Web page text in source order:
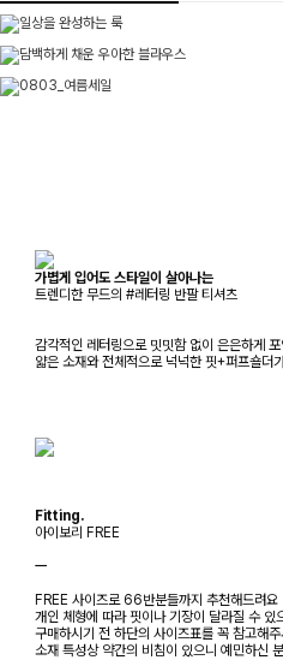
가볍게 입어도 스타일이 살아나는
트렌디한 무드의 #레터링 반팔 티셔츠
감각적인 레터링으로 밋밋함 없이 은은하게 포
얇은 소재와 전체적으로 넉넉한 핏+퍼프숄더
Fitting.
아이보리 FREE
ㅡ
FREE 사이즈로 66반분들까지 추천해드려요
개인 체형에 따라 핏이나 기장이 달라질 수 있
구매하시기 전 하단의 사이즈표를 꼭 참고해
소재 특성상 약간의 비침이 있으니 예민하신